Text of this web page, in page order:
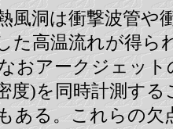
洞は衝撃波管や
た高温流れが得ら
おアークジェット
度)を同時計測す
ある。これらの欠